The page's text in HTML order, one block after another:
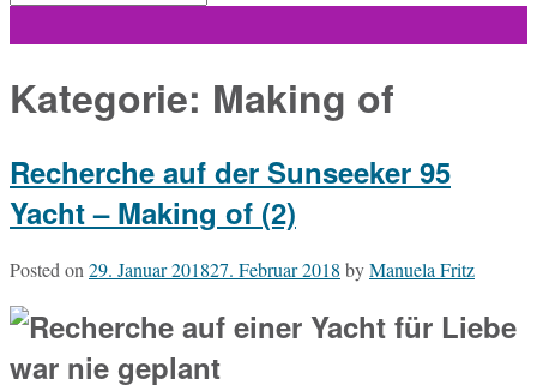
Kategorie: Making of
Recherche auf der Sunseeker 95
Yacht – Making of (2)
Posted on 29. Januar 201827. Februar 2018 byManuela Fritz